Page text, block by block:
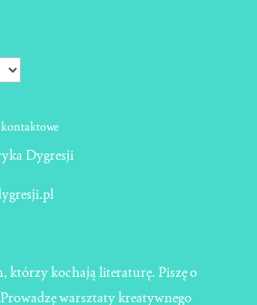
Dygresji
którzy kochają literaturę. Piszę o
warsztaty kreatywnego